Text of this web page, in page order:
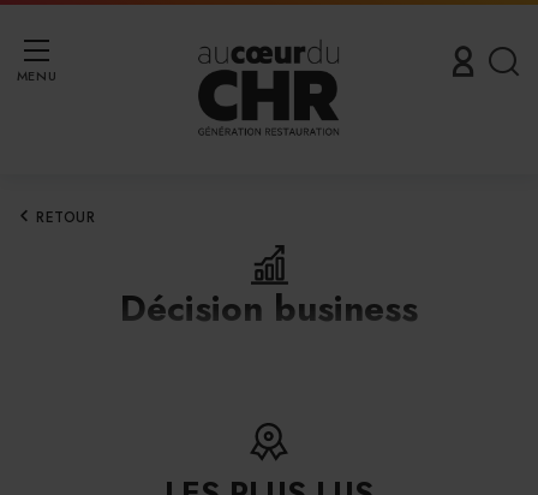
MENU
RETOUR
Décision business